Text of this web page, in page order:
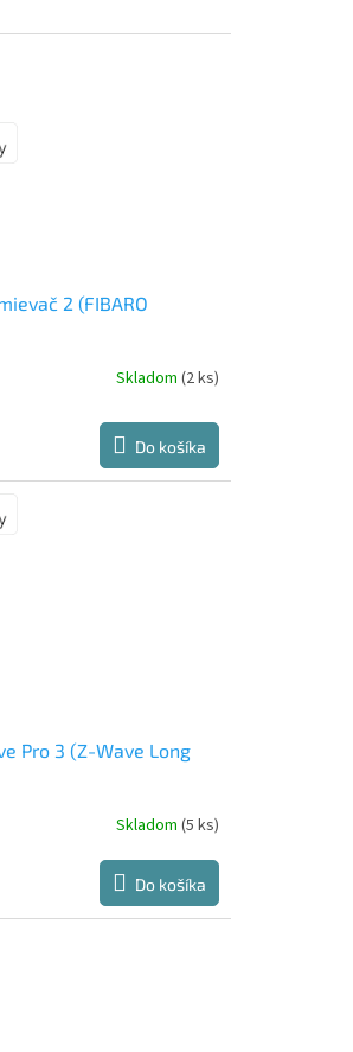
2 (FIBARO
Skladom (2 ks)
Do košíka
Pro 3 (Z-Wave Long
Skladom (5 ks)
Do košíka